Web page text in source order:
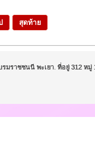
สุดท้าย
ราชชนนี พะเยา. ที่อยู่ 312 หมู่